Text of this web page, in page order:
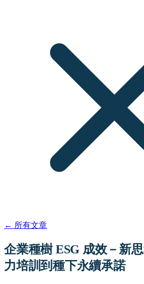
← 所有文章
企業種樹 ESG 成效－新
力培訓到種下永續承諾